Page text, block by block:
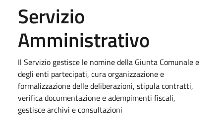
Servizio
Amministrativo
Il Servizio gestisce le nomine della Giunta Comunale e
degli enti partecipati, cura organizzazione e
formalizzazione delle deliberazioni, stipula contratti,
verifica documentazione e adempimenti fiscali,
gestisce archivi e consultazioni